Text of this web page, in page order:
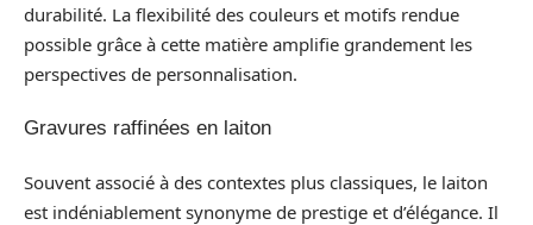
durabilité. La flexibilité des couleurs et motifs rendue
possible grâce à cette matière amplifie grandement les
perspectives de personnalisation.
Gravures raffinées en laiton
Souvent associé à des contextes plus classiques, le laiton
est indéniablement synonyme de prestige et d’élégance. Il